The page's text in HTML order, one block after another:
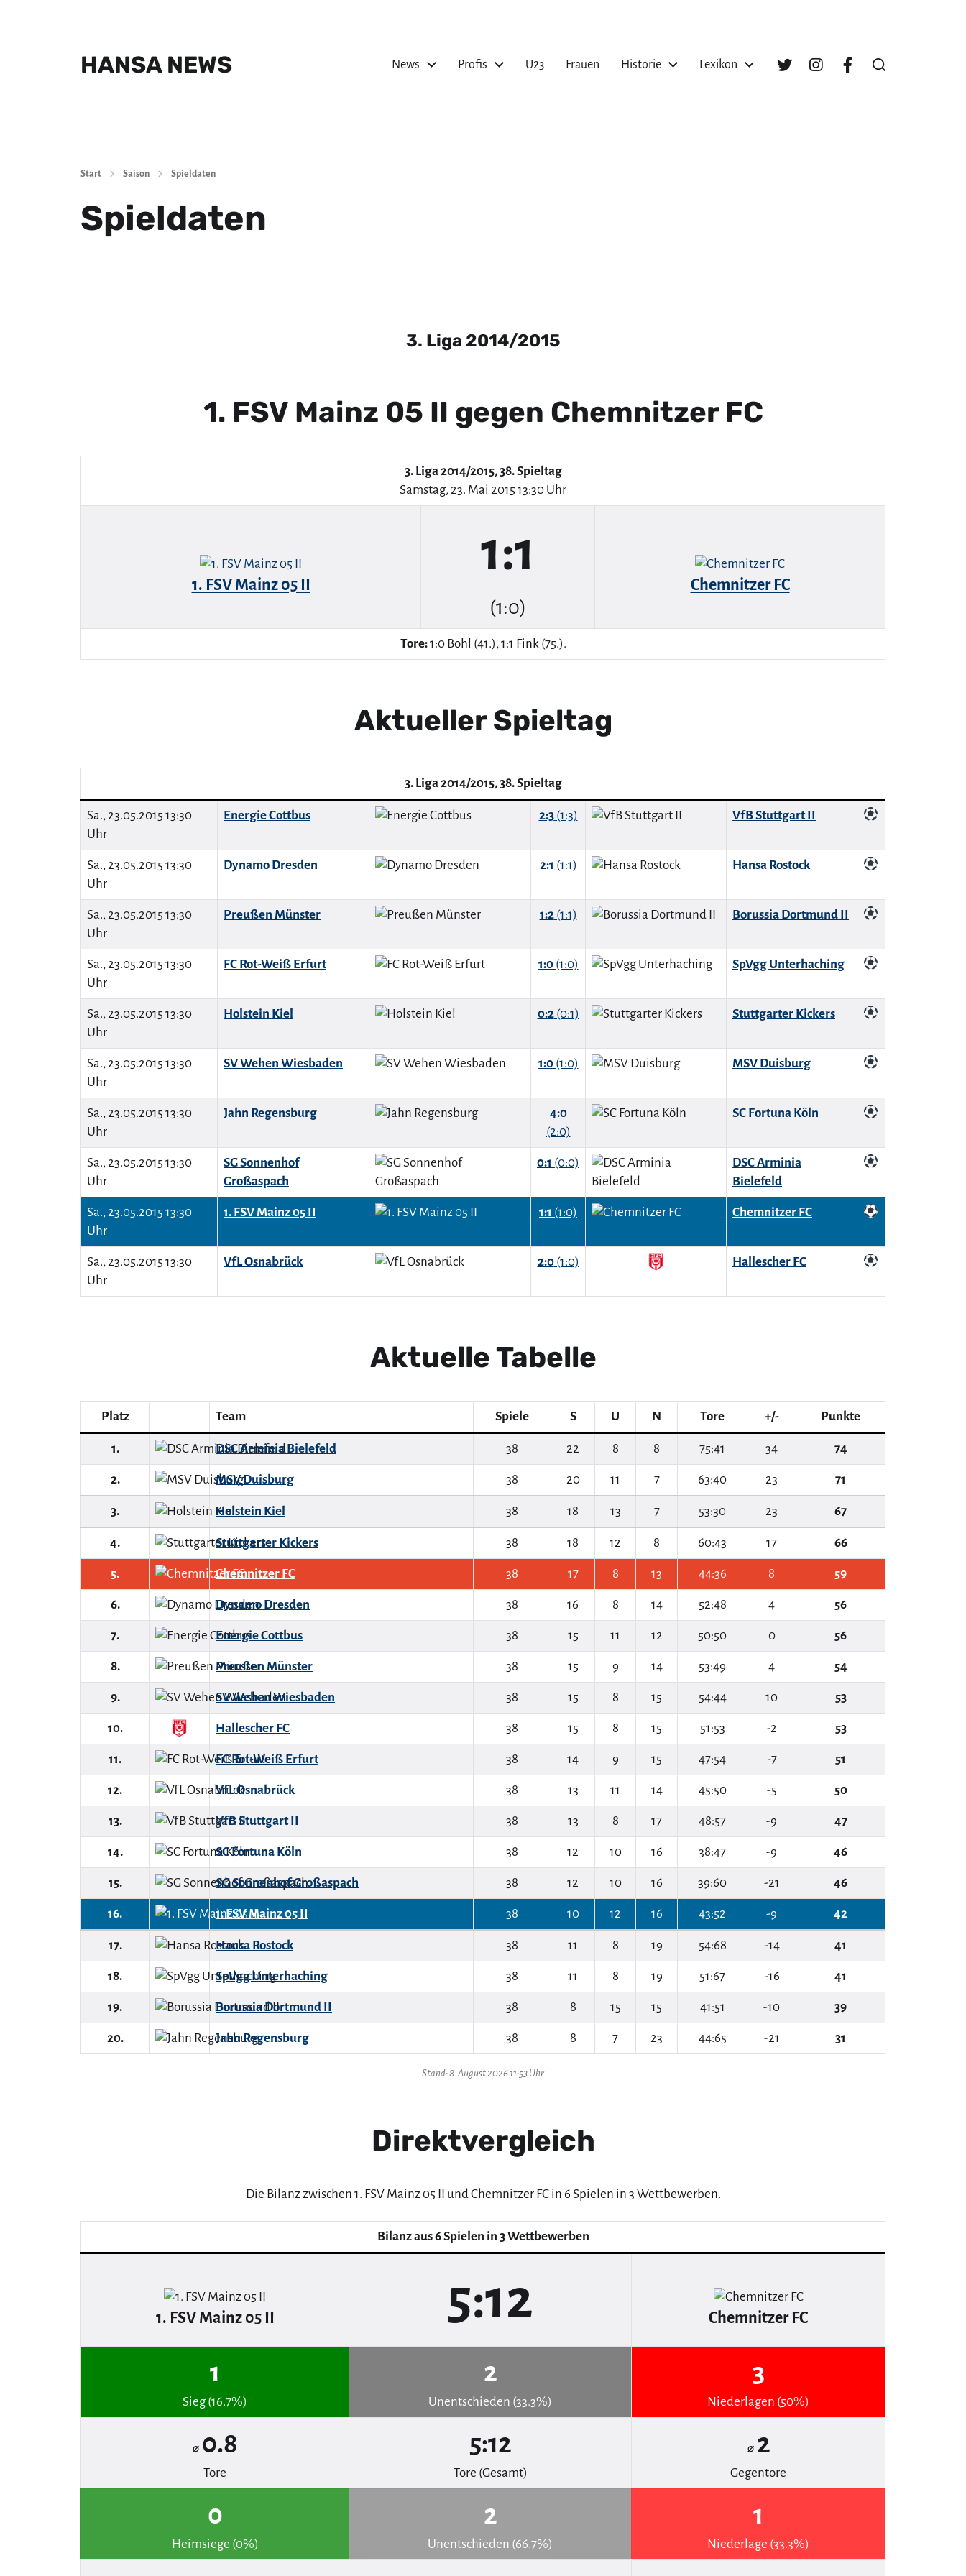
HANSA NEWS News Profis U23 Frauen Historie Lexikon
Start Saison Spieldaten
Spieldaten
3. Liga 2014/2015
1. FSV Mainz 05 II gegen Chemnitzer FC
3. Liga 2014/2015, 38. Spieltag
Samstag, 23. Mai 2015 13:30 Uhr
1. FSV Mainz 05 II
1:1
(1:0)
Chemnitzer FC
Tore:1:0 Bohl (41.), 1:1 Fink (75.).
Aktueller Spieltag
3. Liga 2014/2015, 38. Spieltag
Sa., 23.05.2015 13:30
Uhr
Energie Cottbus 2:3(1:3) VfB Stuttgart II
Sa., 23.05.2015 13:30
Uhr
Dynamo Dresden 2:1 (1:1) Hansa Rostock
Sa., 23.05.2015 13:30
Uhr
Preußen Münster 1:2(1:1) Borussia Dortmund II
Sa., 23.05.2015 13:30
Uhr
FC Rot-Weiß Erfurt 1:0(1:0) SpVgg Unterhaching
Sa., 23.05.2015 13:30
Uhr
Holstein Kiel 0:2(0:1) Stuttgarter Kickers
Sa., 23.05.2015 13:30
Uhr
SV Wehen Wiesbaden 1:0(1:0) MSV Duisburg
Sa., 23.05.2015 13:30
Uhr
Jahn Regensburg
4:0
(2:0)
SC Fortuna Köln
Sa., 23.05.2015 13:30
Uhr
SG Sonnenhof
Großaspach
0:1 (0:0)
DSC Arminia
Bielefeld
Sa., 23.05.2015 13:30
Uhr
1. FSV Mainz 05 II 1:1 (1:0) Chemnitzer FC
Sa., 23.05.2015 13:30
Uhr
VfL Osnabrück 2:0(1:0) Hallescher FC
Aktuelle Tabelle
Platz Team Spiele S U N Tore +/- Punkte
1. DSC Arminia Bielefeld 38 22 8 8 75:41 34 74
2. MSV Duisburg 38 20 11 7 63:40 23 71
3. Holstein Kiel 38 18 13 7 53:30 23 67
4. Stuttgarter Kickers 38 18 12 8 60:43 17 66
5. Chemnitzer FC 38 17 8 13 44:36 8 59
6. Dynamo Dresden 38 16 8 14 52:48 4 56
7. Energie Cottbus 38 15 11 12 50:50 0 56
8. Preußen Münster 38 15 9 14 53:49 4 54
9. SV Wehen Wiesbaden 38 15 8 15 54:44 10 53
10. Hallescher FC 38 15 8 15 51:53 -2 53
11. FC Rot-Weiß Erfurt 38 14 9 15 47:54 -7 51
12. VfL Osnabrück 38 13 11 14 45:50 -5 50
13. VfB Stuttgart II 38 13 8 17 48:57 -9 47
14. SC Fortuna Köln 38 12 10 16 38:47 -9 46
15. SG Sonnenhof Großaspach 38 12 10 16 39:60 -21 46
16. 1. FSV Mainz 05 II 38 10 12 16 43:52 -9 42
17. Hansa Rostock 38 11 8 19 54:68 -14 41
18. SpVgg Unterhaching 38 11 8 19 51:67 -16 41
19. Borussia Dortmund II 38 8 15 15 41:51 -10 39
20. Jahn Regensburg 38 8 7 23 44:65 -21 31
Stand: 8. August 2026 11:53 Uhr
Direktvergleich
Die Bilanz zwischen 1. FSV Mainz 05 II und Chemnitzer FC in 6 Spielen in 3 Wettbewerben.
Bilanz aus 6 Spielen in 3 Wettbewerben
1. FSV Mainz 05 II 5:12 Chemnitzer FC
1
Sieg (16.7%)
2
Unentschieden (33.3%)
3
Niederlagen (50%)
⌀ 0.8
Tore
5:12
Tore (Gesamt)
⌀ 2
Gegentore
0
Heimsiege (0%)
2
Unentschieden (66.7%)
1
Niederlage (33.3%)